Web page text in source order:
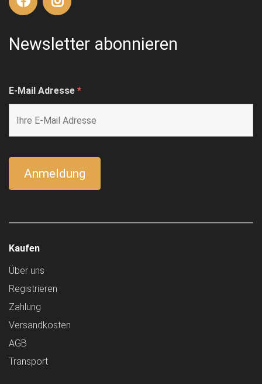
Newsletter abonnieren
E-Mail Adresse *
Kaufen
Über uns
Registrieren
Zahlung
Versandkosten
AGB
Transport